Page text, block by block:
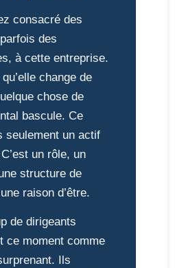
consacré des
des
à cette entreprise.
change de
chose de
bascule. Ce
seulement un actif
un rôle, un
structure de
raison d’être.
de dirigeants
ce moment comme
Ils